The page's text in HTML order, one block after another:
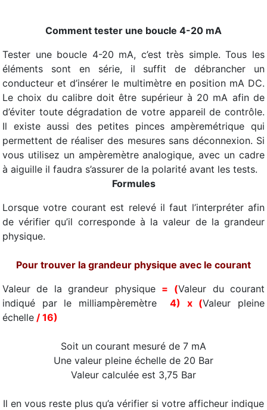
Comment tester une boucle 4-20 mA
Tester une boucle 4-20 mA, c’est très simple. Tous les
éléments sont en série, il suffit de débrancher un
conducteur et d’insérer le multimètre en position mA DC.
Le choix du calibre doit être supérieur à 20 mA afin de
d’éviter toute dégradation de votre appareil de contrôle.
Il existe aussi des petites pinces ampèremétrique qui
permettent de réaliser des mesures sans déconnexion. Si
vous utilisez un ampèremètre analogique, avec un cadre
à aiguille il faudra s’assurer de la polarité avant les tests.
Formules
Lorsque votre courant est relevé il faut l’interpréter afin
de vérifier qu’il corresponde à la valeur de la grandeur
physique.
Pour trouver la grandeur physique avec le courant
Valeur de la grandeur physique = (Valeur du courant
indiqué par le milliampèremètre
 4) x (Valeur pleine
échelle / 16)
Soit un courant mesuré de 7 mA
Une valeur pleine échelle de 20 Bar
Valeur calculée est 3,75 Bar
Il en vous reste plus qu’a vérifier si votre afficheur indique